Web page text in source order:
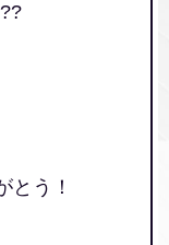
とう！